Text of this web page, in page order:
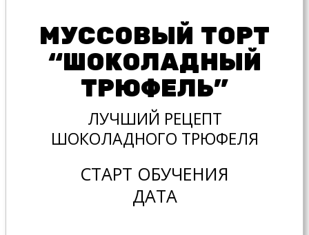
МУССОВЫЙ ТОРТ
“ШОКОЛАДНЫЙ
ТРЮФЕЛЬ”
ЛУЧШИЙ РЕЦЕПТ
ШОКОЛАДНОГО ТРЮФЕЛЯ
СТАРТ ОБУЧЕНИЯ
ДАТА